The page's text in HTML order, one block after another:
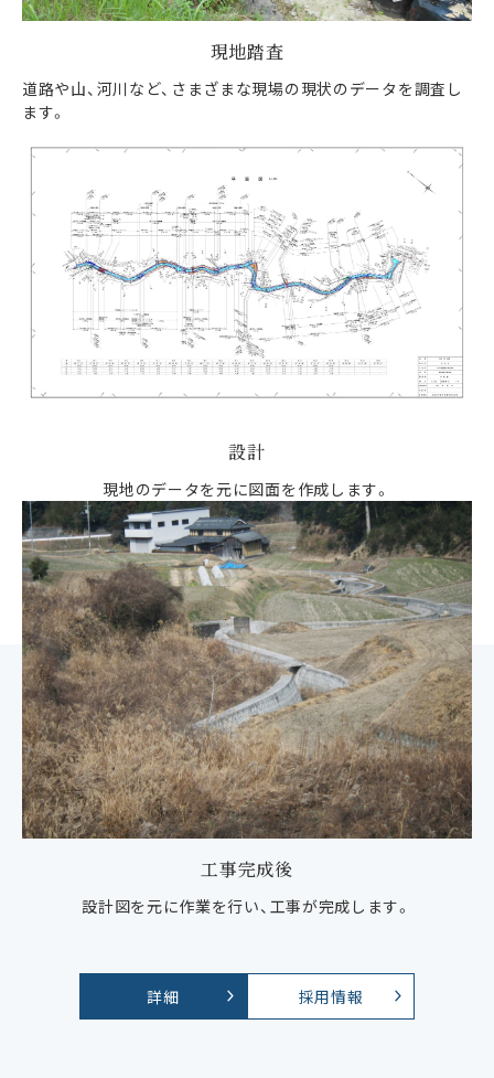
現地踏査
道路や山、河川など、さまざまな現場の現状のデータを調査し
ます。
設計
現地のデータを元に図面を作成します。
工事完成後
設計図を元に作業を行い、工事が完成します。
詳細 採用情報